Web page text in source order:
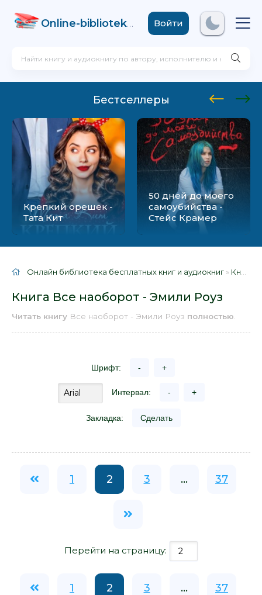
Online-biblioteka .comВойти
Бестселлеры
Крепкий орешек -
Тата Кит
50 дней до моего
самоубийства -
Стейс Крамер
Онлайн библиотека бесплатных книг и аудиокниг » Книги
Книга Все наоборот - Эмили Роуз
Читать книгу Все наоборот - Эмили Роуз полностью
Шрифт: - +
Интервал: - +
Закладка: Сделать
1 2 3 ... 37
Перейти на страницу:
1 2 3 ... 37